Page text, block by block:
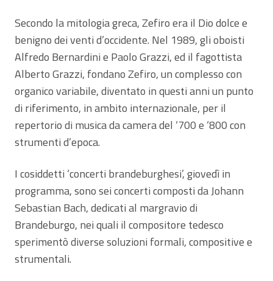
Secondo la mitologia greca, Zefiro era il Dio dolce e
benigno dei venti d’occidente. Nel 1989, gli oboisti
Alfredo Bernardini e Paolo Grazzi, ed il fagottista
Alberto Grazzi, fondano Zefiro, un complesso con
organico variabile, diventato in questi anni un punto
di riferimento, in ambito internazionale, per il
repertorio di musica da camera del ‘700 e ‘800 con
strumenti d’epoca.
I cosiddetti ‘concerti brandeburghesi’, giovedì in
programma, sono sei concerti composti da Johann
Sebastian Bach, dedicati al margravio di
Brandeburgo, nei quali il compositore tedesco
sperimentò diverse soluzioni formali, compositive e
strumentali.